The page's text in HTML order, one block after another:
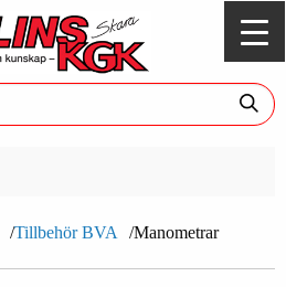
Tillbehör BVA Manometrar